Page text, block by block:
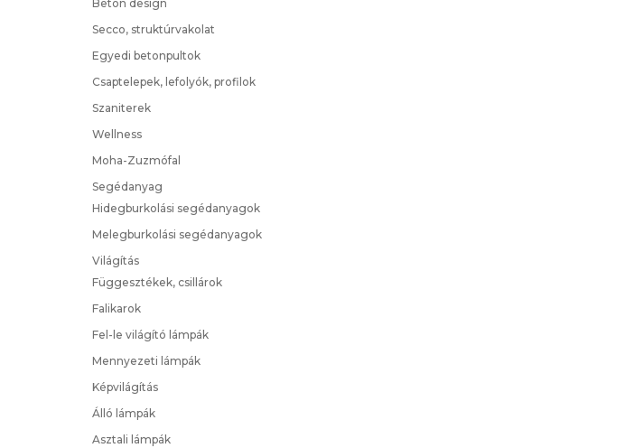
Beton design
Secco, struktúrvakolat
Egyedi betonpultok
Csaptelepek, lefolyók, profilok
Szaniterek
Wellness
Moha-Zuzmófal
Segédanyag
Hidegburkolási segédanyagok
Melegburkolási segédanyagok
Világítás
Függesztékek, csillárok
Falikarok
Fel-le világító lámpák
Mennyezeti lámpák
Képvilágítás
Álló lámpák
Asztali lámpák